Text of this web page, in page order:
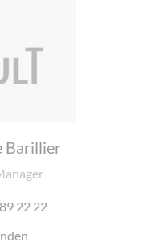
Barillier
22 22